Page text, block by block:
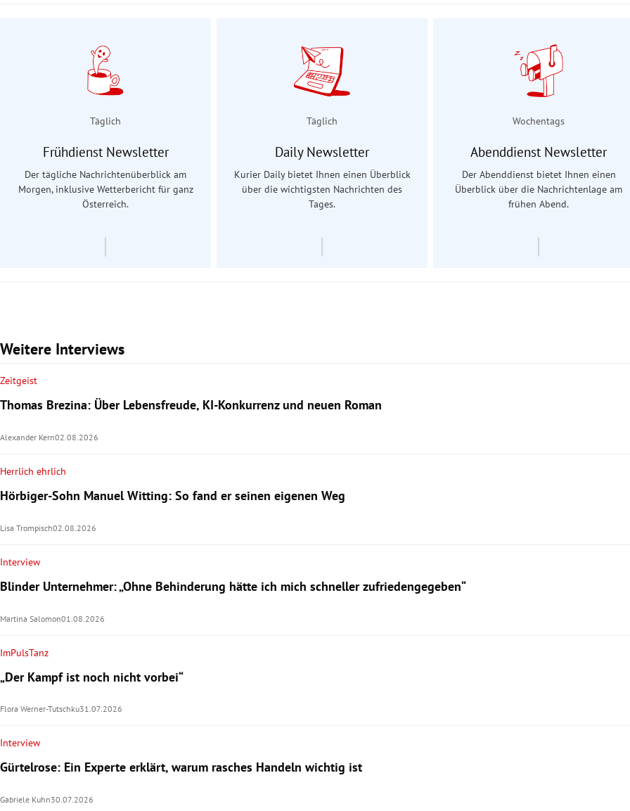
Täglich
Frühdienst Newsletter
Der tägliche Nachrichtenüberblick am
Morgen, inklusive Wetterbericht für ganz
Österreich.
Täglich
Daily Newsletter
Kurier Daily bietet Ihnen einen Überblick
über die wichtigsten Nachrichten des
Tages.
Wochentags
Abenddienst Newsletter
Der Abenddienst bietet Ihnen einen
Überblick über die Nachrichtenlage am
frühen Abend.
Weitere Interviews
Zeitgeist
Thomas Brezina: Über Lebensfreude, KI-Konkurrenz und neuen Roman
Alexander Kern02.08.2026
Herrlich ehrlich
Hörbiger-Sohn Manuel Witting: So fand er seinen eigenen Weg
Lisa Trompisch02.08.2026
Interview
Blinder Unternehmer: „Ohne Behinderung hätte ich mich schneller zufriedengegeben“
Martina Salomon01.08.2026
ImPulsTanz
„Der Kampf ist noch nicht vorbei“
Flora Werner-Tutschku31.07.2026
Interview
Gürtelrose: Ein Experte erklärt, warum rasches Handeln wichtig ist
Gabriele Kuhn30.07.2026